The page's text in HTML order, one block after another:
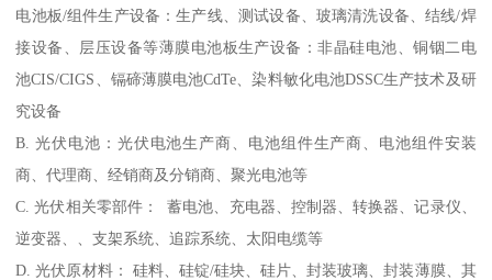
电池板/组件生产设备：生产线、测试设备、玻璃清洗设备、结线/焊
接设备、层压设备等薄膜电池板生产设备：非晶硅电池、铜铟二电
池CIS/CIGS、镉碲薄膜电池CdTe、染料敏化电池DSSC生产技术及研
究设备
B. 光伏电池：光伏电池生产商、电池组件生产商、电池组件安装
商、代理商、经销商及分销商、聚光电池等
C. 光伏相关零部件： 蓄电池、充电器、控制器、转换器、记录仪、
逆变器、、支架系统、追踪系统、太阳电缆等
D. 光伏原材料： 硅料、硅锭/硅块、硅片、封装玻璃、封装薄膜、其